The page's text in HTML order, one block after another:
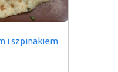
i szpinakiem